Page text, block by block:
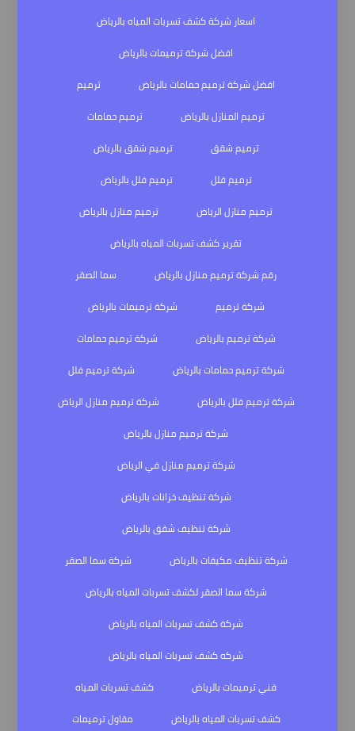
اسعار شركة كشف تسربات المياه بالرياض
افضل شركة ترميمات بالرياض
افضل شركة ترميم حمامات بالرياض
ترميم
ترميم المنازل بالرياض
ترميم حمامات
ترميم شقق
ترميم شقق بالرياض
ترميم فلل
ترميم فلل بالرياض
ترميم منازل الرياض
ترميم منازل بالرياض
تقرير كشف تسربات المياه بالرياض
رقم شركة ترميم منازل بالرياض
سما الصقر
شركة ترميم
شركة ترميمات بالرياض
شركة ترميم بالرياض
شركة ترميم حمامات
شركة ترميم حمامات بالرياض
شركة ترميم فلل
شركة ترميم فلل بالرياض
شركة ترميم منازل الرياض
شركة ترميم منازل بالرياض
شركة ترميم منازل في الرياض
شركة تنظيف خزانات بالرياض
شركة تنظيف شقق بالرياض
شركة تنظيف مكيفات بالرياض
شركة سما الصقر
شركة سما الصقر لكشف تسربات المياه بالرياض
شركة كشف تسربات المياه بالرياض
شركه كشف تسربات المياه بالرياض
فني ترميمات بالرياض
كشف تسربات المياه
كشف تسربات المياه بالرياض
مقاول ترميمات